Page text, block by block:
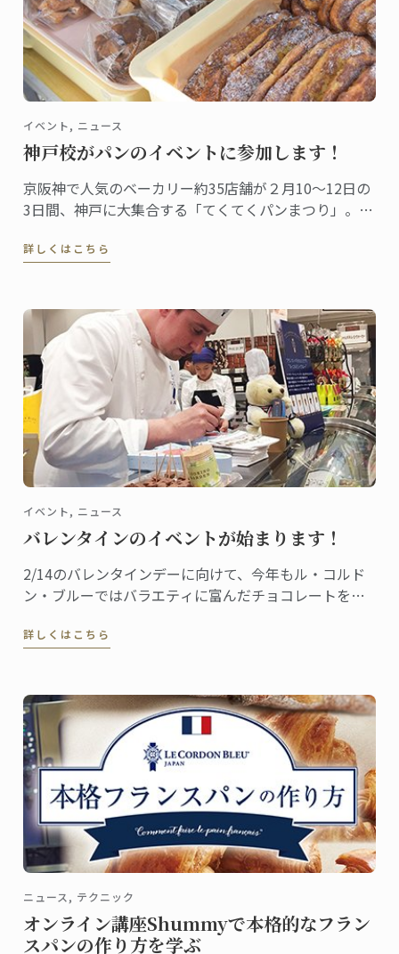
イベント, ニュース
神戸校がパンのイベントに参加します！
京阪神で人気のベーカリー約35店舗が２月10～12日の
3日間、神戸に大集合する「てくてくパンまつり」。今
す。
詳しくはこちら
イベント, ニュース
バレンタインのイベントが始まります！
2/14のバレンタインデーに向けて、今年もル・コルド
ン・ブルーではバラエティに富んだチョコレートをご
促イベントが行われ、東京校と神戸校のシェフ講師た
詳しくはこちら
ニュース, テクニック
オンライン講座Shummyで本格的なフラン
スパンの作り方を学ぶ